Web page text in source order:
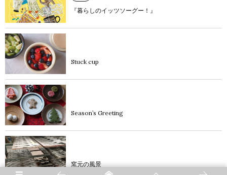
『暮らしのイッツソーグー！』
Stuck cup
Season’s Greeting
窯元の風景